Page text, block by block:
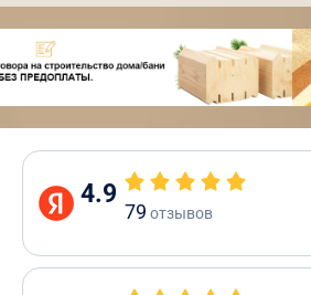
4.9
79 отзывов